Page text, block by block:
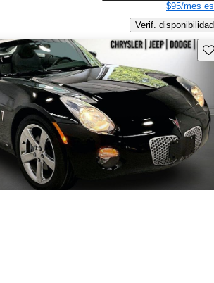
$95/mes
Verif. disponibilidad